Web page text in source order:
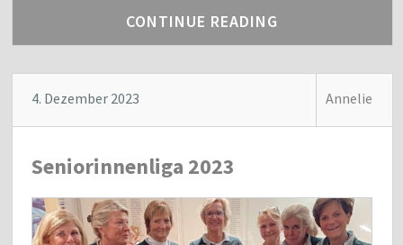
CONTINUE READING
4. Dezember 2023 Annelie
Seniorinnenliga 2023